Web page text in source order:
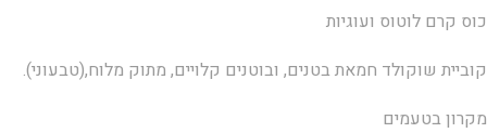
כוס קרם לוטוס ועוגיות
קוביית שוקולד חמאת בטנים, ובוטנים קלויים, מתוק מלוח,(טבעוני).
מקרון בטעמים